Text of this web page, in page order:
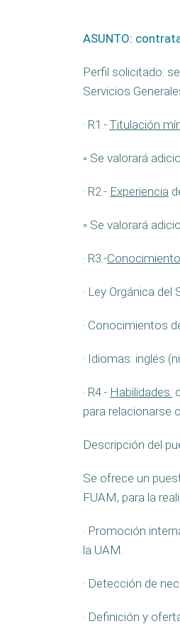
ASUNTO:
Perfil solicitado:
Servicios
· R1.-·Titulación
◦ Se valorará
· R2.- Experiencia
◦ Se valorará
· R3.-
· Ley Orgánica
· Conocimientos
· Idiomas: inglés
· R4.- Habilidades:
para relacionarse
Descripción del
Se ofrece un
FUAM, para la
· Promoción
la UAM.
· Detección de
· Definición y